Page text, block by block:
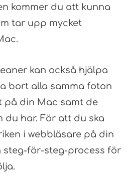
kommer du att kunna
tar upp mycket
kan också hjälpa
bort alla samma foton
på din Mac samt de
du har. För att du ska
i webbläsare på din
steg-för-steg-process för